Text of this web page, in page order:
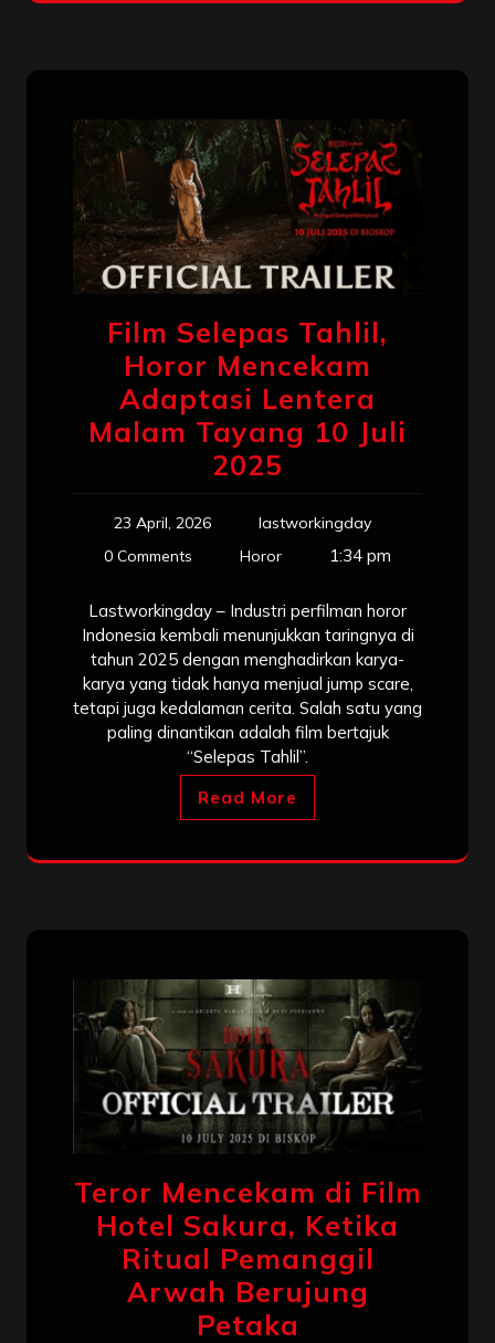
Film Selepas Tahlil,
Horor Mencekam
Adaptasi Lentera
Malam Tayang 10 Juli
2025
23 April, 2026
lastworkingday
0 Comments
Horor 1:34 pm
Lastworkingday – Industri perfilman horor
Indonesia kembali menunjukkan taringnya di
tahun 2025 dengan menghadirkan karya-
karya yang tidak hanya menjual jump scare,
tetapi juga kedalaman cerita. Salah satu yang
paling dinantikan adalah film bertajuk
“Selepas Tahlil”.
Read More
Teror Mencekam di Film
Hotel Sakura, Ketika
Ritual Pemanggil
Arwah Berujung
Petaka